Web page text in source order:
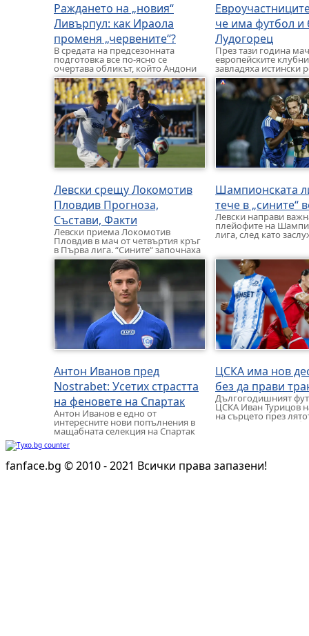
Раждането на „новия“
Ливърпул: как Ираола
променя „червените“?
В средата на предсезонната
подготовка все по-ясно се
очертава обликът, който Андони
Ираола иска да придаде на новия
си Ливърпул. […]
че има футбол и
Лудогорец
През тази година
европейските
завладяха истински
привърженици. Не
Левски и ЦСКА се
Левски срещу Локомотив
Пловдив Прогноза,
Състави, Факти
Левски приема Локомотив
Пловдив в мач от четвъртия кръг
в Първа лига. “Сините“ започнаха
новото първенство с три поредни
Шампионската
тече в „сините“
Левски направи
плейофите на
лига, след като
Кайрат Алмати с 1:0
Антон Иванов пред
Nostrabet: Усетих страстта
на феновете на Спартак
Антон Иванов е едно от
интересните нови попълнения в
мащабната селекция на Спартак
Варна през лятото. 21-годишният
футболист може да […]
ЦСКА има нов
без да прави
Дългогодишният
ЦСКА Иван Турицов
на сърцето през
на „червените“ ще
fanface.bg © 2010 - 2021 Всички права запазени!